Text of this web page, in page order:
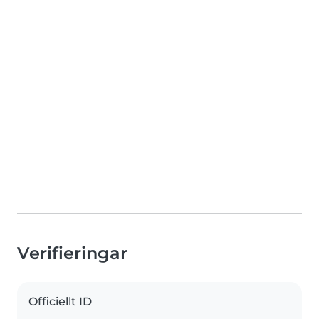
Verifieringar
Officiellt ID